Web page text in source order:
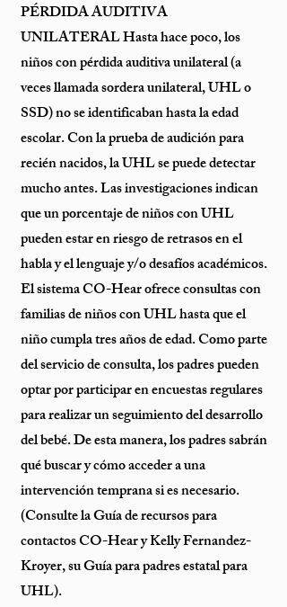
PÉRDIDA AUDITIVA
UNILATERAL Hasta hace poco, los
niños con pérdida auditiva unilateral (a
veces llamada sordera unilateral, UHL o
SSD) no se identificaban hasta la edad
escolar. Con la prueba de audición para
recién nacidos, la UHL se puede detectar
mucho antes. Las investigaciones indican
que un porcentaje de niños con UHL
pueden estar en riesgo de retrasos en el
habla y el lenguaje y/o desafíos académicos.
El sistema CO-Hear ofrece consultas con
familias de niños con UHL hasta que el
niño cumpla tres años de edad. Como parte
del servicio de consulta, los padres pueden
optar por participar en encuestas regulares
para realizar un seguimiento del desarrollo
del bebé. De esta manera, los padres sabrán
qué buscar y cómo acceder a una
intervención temprana si es necesario.
(Consulte la Guía de recursos para
contactos CO-Hear y Kelly Fernandez-
Kroyer, su Guía para padres estatal para
UHL).